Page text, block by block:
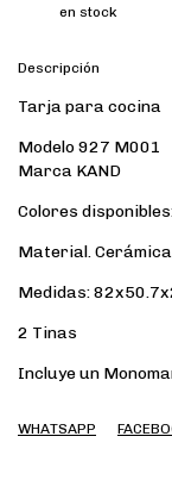
en stock
Descripción
Tarja para cocina
Modelo 927 M001
Marca KAND
Colores
Material. Cerámica
Medidas:
2 Tinas
Incluye un
WHATSAPP